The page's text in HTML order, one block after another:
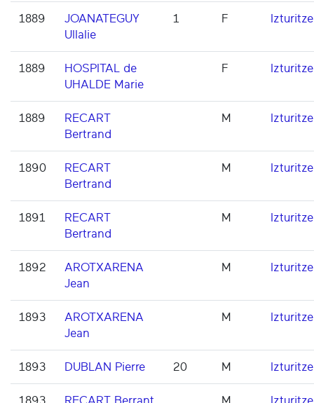
1889
JOANATEGUY
Ullalie
1 F Izturitze
1889
HOSPITAL de
UHALDE Marie
F Izturitze
1889
RECART
Bertrand
M Izturitze
1890
RECART
Bertrand
M Izturitze
1891
RECART
Bertrand
M Izturitze
1892
AROTXARENA
Jean
M Izturitze
1893
AROTXARENA
Jean
M Izturitze
1893 DUBLAN Pierre 20 M Izturitze
1893 RECART Berrant M Izturitze